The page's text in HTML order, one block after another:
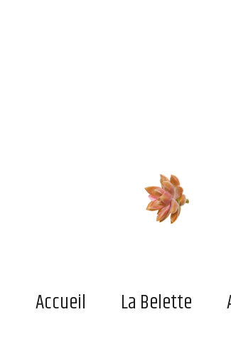
Du pratique, de l'indispensable ou simplement du joli
Accueil La Belette